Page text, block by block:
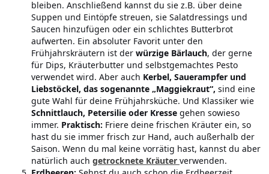
bleiben. Anschließend kannst du sie z.B. über deine
Suppen und Eintöpfe streuen, sie Salatdressings und
Saucen hinzufügen oder ein schlichtes Butterbrot
aufwerten. Ein absoluter Favorit unter den
Frühjahrskräutern ist der würzige Bärlauch, der gerne
für Dips, Kräuterbutter und selbstgemachtes Pesto
verwendet wird. Aber auch Kerbel, Sauerampfer und
Liebstöckel, das sogenannte „Maggiekraut“, sind eine
gute Wahl für deine Frühjahrsküche. Und Klassiker wie
Schnittlauch, Petersilie oder Kresse gehen sowieso
immer. Praktisch: Friere deine frischen Kräuter ein, so
hast du sie immer frisch zur Hand, auch außerhalb der
Saison. Wenn du mal keine vorrätig hast, kannst du aber
natürlich auch getrocknete Kräuter verwenden.